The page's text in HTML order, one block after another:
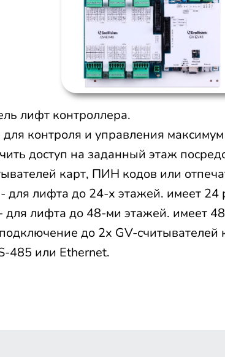
лифт контроллера.
контроля и управления
доступ на заданный этаж
карт, ПИН кодов или
для лифта до 24-х этажей. имеет
для лифта до 48-ми этажей. имеет
до 2х GV-считывателей
485 или Ethernet.